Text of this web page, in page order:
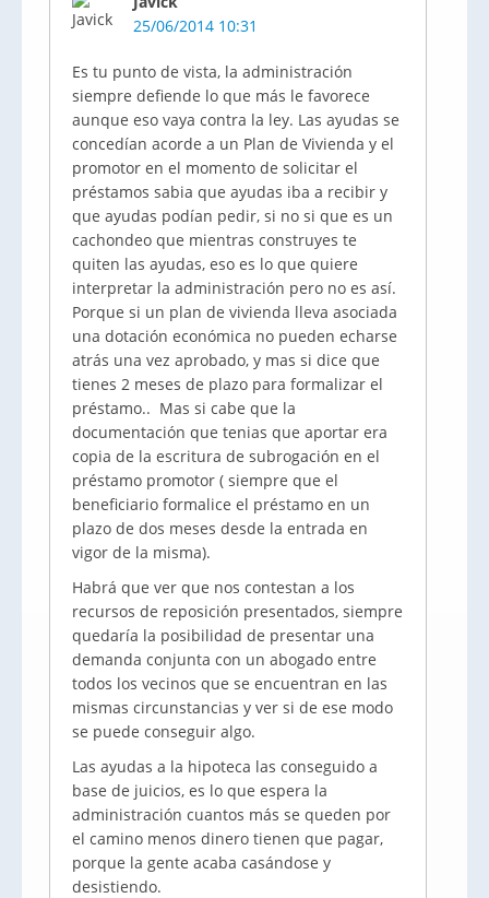
25/06/2014 10:31
Es tu punto de vista, la administración
siempre defiende lo que más le favorece
aunque eso vaya contra la ley. Las ayudas se
concedían acorde a un Plan de Vivienda y el
promotor en el momento de solicitar el
préstamos sabia que ayudas iba a recibir y
que ayudas podían pedir, si no si que es un
cachondeo que mientras construyes te
quiten las ayudas, eso es lo que quiere
interpretar la administración pero no es así.
Porque si un plan de vivienda lleva asociada
una dotación económica no pueden echarse
atrás una vez aprobado, y mas si dice que
tienes 2 meses de plazo para formalizar el
préstamo.. Mas si cabe que la
documentación que tenias que aportar era
copia de la escritura de subrogación en el
préstamo promotor ( siempre que el
beneficiario formalice el préstamo en un
plazo de dos meses desde la entrada en
vigor de la misma).
Habrá que ver que nos contestan a los
recursos de reposición presentados, siempre
quedaría la posibilidad de presentar una
demanda conjunta con un abogado entre
todos los vecinos que se encuentran en las
mismas circunstancias y ver si de ese modo
se puede conseguir algo.
Las ayudas a la hipoteca las conseguido a
base de juicios, es lo que espera la
administración cuantos más se queden por
el camino menos dinero tienen que pagar,
porque la gente acaba casándose y
desistiendo.